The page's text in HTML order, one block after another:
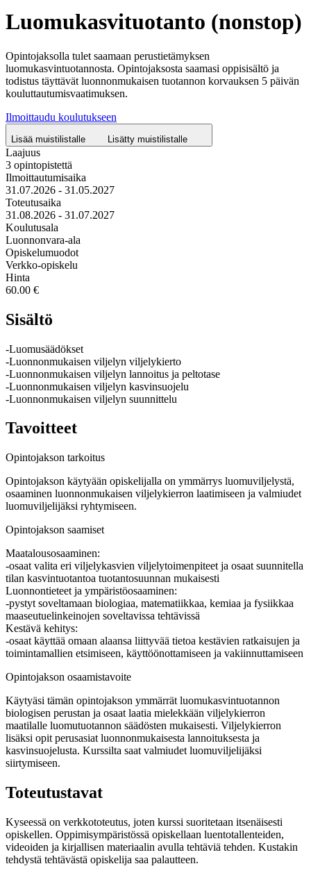
Luomukasvituotanto (nonstop)
Opintojaksolla tulet saamaan perustietämyksen
luomukasvintuotannosta. Opintojaksosta saamasi oppisisältö ja
todistus täyttävät luonnonmukaisen tuotannon korvauksen 5 päivän
kouluttautumisvaatimuksen.
Ilmoittaudu koulutukseen
Lisää muistilistalle Lisätty muistilistalle
Laajuus
3 opintopistettä
Ilmoittautumisaika
31.07.2026 - 31.05.2027
Toteutusaika
31.08.2026 - 31.07.2027
Koulutusala
Luonnonvara-ala
Opiskelumuodot
Verkko-opiskelu
Hinta
60.00 €
Sisältö
-Luomusäädökset
-Luonnonmukaisen viljelyn viljelykierto
-Luonnonmukaisen viljelyn lannoitus ja peltotase
-Luonnonmukaisen viljelyn kasvinsuojelu
-Luonnonmukaisen viljelyn suunnittelu
Tavoitteet
Opintojakson tarkoitus
Opintojakson käytyään opiskelijalla on ymmärrys luomuviljelystä,
osaaminen luonnonmukaisen viljelykierron laatimiseen ja valmiudet
luomuviljelijäksi ryhtymiseen.
Opintojakson saamiset
Maatalousosaaminen:
-osaat valita eri viljelykasvien viljelytoimenpiteet ja osaat suunnitella
tilan kasvintuotantoa tuotantosuunnan mukaisesti
Luonnontieteet ja ympäristöosaaminen:
-pystyt soveltamaan biologiaa, matematiikkaa, kemiaa ja fysiikkaa
maaseutuelinkeinojen soveltavissa tehtävissä
Kestävä kehitys:
-osaat käyttää omaan alaansa liittyvää tietoa kestävien ratkaisujen ja
toimintamallien etsimiseen, käyttöönottamiseen ja vakiinnuttamiseen
Opintojakson osaamistavoite
Käytyäsi tämän opintojakson ymmärrät luomukasvintuotannon
biologisen perustan ja osaat laatia mielekkään viljelykierron
maatilalle luomutuotannon säädösten mukaisesti. Viljelykierron
lisäksi opit perusasiat luonnonmukaisesta lannoituksesta ja
kasvinsuojelusta. Kurssilta saat valmiudet luomuviljelijäksi
siirtymiseen.
Toteutustavat
Kyseessä on verkkototeutus, joten kurssi suoritetaan itsenäisesti
opiskellen. Oppimisympäristössä opiskellaan luentotallenteiden,
videoiden ja kirjallisen materiaalin avulla tehtäviä tehden. Kustakin
tehdystä tehtävästä opiskelija saa palautteen.